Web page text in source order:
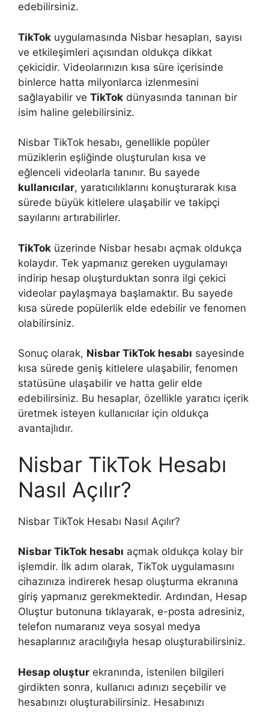
edebilirsiniz.
TikTok uygulamasında Nisbar hesapları, sayısı
ve etkileşimleri açısından oldukça dikkat
çekicidir. Videolarınızın kısa süre içerisinde
binlerce hatta milyonlarca izlenmesini
sağlayabilir ve TikTok dünyasında tanınan bir
isim haline gelebilirsiniz.
Nisbar TikTok hesabı, genellikle popüler
müziklerin eşliğinde oluşturulan kısa ve
eğlenceli videolarla tanınır. Bu sayede
kullanıcılar, yaratıcılıklarını konuşturarak kısa
sürede büyük kitlelere ulaşabilir ve takipçi
sayılarını artırabilirler.
TikTok üzerinde Nisbar hesabı açmak oldukça
kolaydır. Tek yapmanız gereken uygulamayı
indirip hesap oluşturduktan sonra ilgi çekici
videolar paylaşmaya başlamaktır. Bu sayede
kısa sürede popülerlik elde edebilir ve fenomen
olabilirsiniz.
Sonuç olarak, Nisbar TikTok hesabı sayesinde
kısa sürede geniş kitlelere ulaşabilir, fenomen
statüsüne ulaşabilir ve hatta gelir elde
edebilirsiniz. Bu hesaplar, özellikle yaratıcı içerik
üretmek isteyen kullanıcılar için oldukça
avantajlıdır.
Nisbar TikTok Hesabı
Nasıl Açılır?
Nisbar TikTok Hesabı Nasıl Açılır?
Nisbar TikTok hesabı açmak oldukça kolay bir
işlemdir. İlk adım olarak, TikTok uygulamasını
cihazınıza indirerek hesap oluşturma ekranına
giriş yapmanız gerekmektedir. Ardından, Hesap
Oluştur butonuna tıklayarak, e-posta adresiniz,
telefon numaranız veya sosyal medya
hesaplarınız aracılığıyla hesap oluşturabilirsiniz.
Hesap oluştur ekranında, istenilen bilgileri
girdikten sonra, kullanıcı adınızı seçebilir ve
hesabınızı oluşturabilirsiniz. Hesabınızı